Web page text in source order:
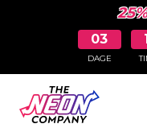
03
DAGE
SIDEN